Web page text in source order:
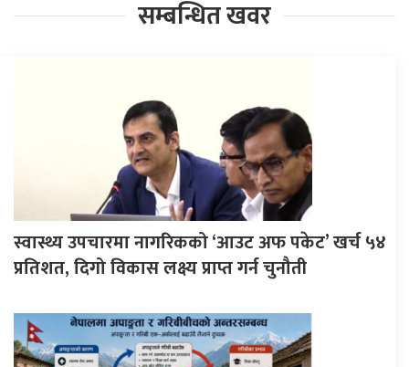
सम्बन्धित खवर
स्वास्थ्य उपचारमा नागरिकको ‘आउट अफ पकेट’ खर्च ५४
प्रतिशत, दिगो विकास लक्ष्य प्राप्त गर्न चुनौती